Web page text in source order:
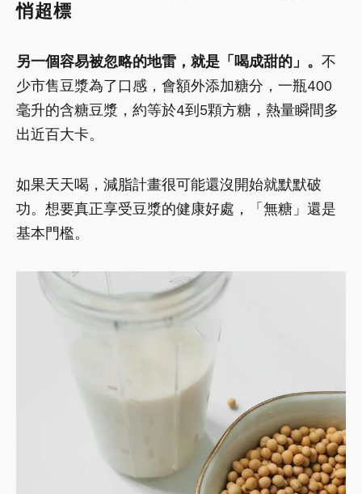
悄超標
另一個容易被忽略的地雷，就是「喝成甜的」。 不
少市售豆漿為了口感，會額外添加糖分，一瓶400
毫升的含糖豆漿，約等於4到5顆方糖，熱量瞬間多
出近百大卡。
如果天天喝，減脂計畫很可能還沒開始就默默破
功。想要真正享受豆漿的健康好處，「無糖」還是
基本門檻。